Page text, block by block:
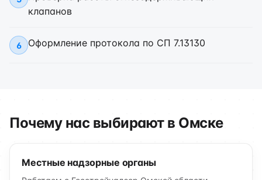
клапанов
6 Оформление протокола по СП 7.13130
Почему нас выбирают в Омске
Местные надзорные органы